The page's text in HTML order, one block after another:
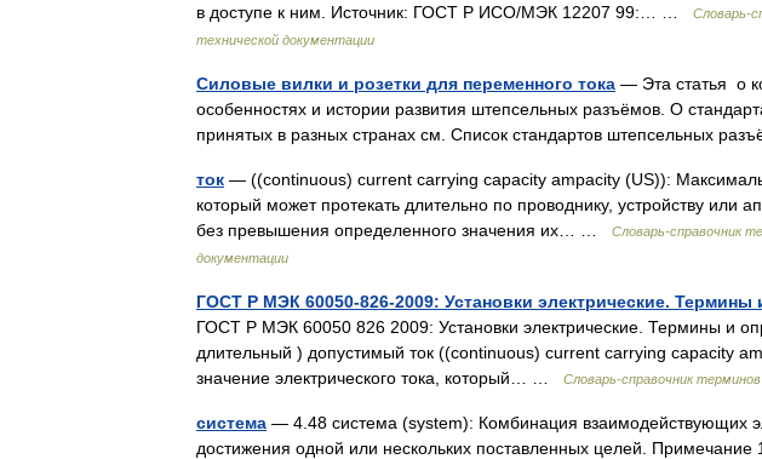
в доступе к ним. Источник: ГОСТ Р ИСО/МЭК 12207 99:… …
Словарь-
технической документации
Силовые вилки и розетки для переменного тока — Эта статья о
особенностях и истории развития штепсельных разъёмов. О
принятых в разных странах см. Список стандартов штепсельных
ток — ((continuous) current carrying capacity ampacity (US)):
который может протекать длительно по проводнику, устройству или
без превышения определенного значения их… …
Словарь-справочник
документации
ГОСТ Р МЭК 60050-826-2009: Установки электрические. Термины
ГОСТ Р МЭК 60050 826 2009: Установки электрические. Термины и
длительный ) допустимый ток ((continuous) current carrying capacity
значение электрического тока, который… …
Словарь-справочник
система — 4.48 система (system): Комбинация взаимодействующих
достижения одной или нескольких поставленных целей. Примечание